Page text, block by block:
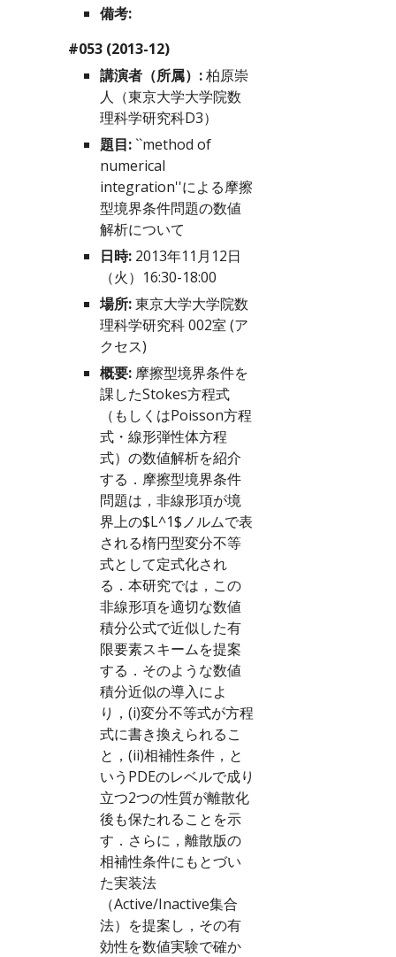
備考:
#053 (2013-12)
講演者（所属）: 柏原崇
人（東京大学大学院数
理科学研究科D3）
題目: ``method of
numerical
integration''による摩擦
型境界条件問題の数値
解析について
日時: 2013年11月12日
（火）16:30-18:00
場所: 東京大学大学院数
理科学研究科 002室 (ア
クセス)
概要: 摩擦型境界条件を
課したStokes方程式
（もしくはPoisson方程
式・線形弾性体方程
式）の数値解析を紹介
する．摩擦型境界条件
問題は，非線形項が境
界上の$L^1$ノルムで表
される楕円型変分不等
式として定式化され
る．本研究では，この
非線形項を適切な数値
積分公式で近似した有
限要素スキームを提案
する．そのような数値
積分近似の導入によ
り，(i)変分不等式が方程
式に書き換えられるこ
と，(ii)相補性条件，と
いうPDEのレベルで成り
立つ2つの性質が離散化
後も保たれることを示
す．さらに，離散版の
相補性条件にもとづい
た実装法
（Active/Inactive集合
法）を提案し，その有
効性を数値実験で確か